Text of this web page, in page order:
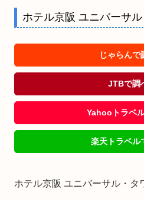
ホテル京阪 ユニバーサ
じゃらんで
JTBで調
Yahooトラベ
楽天トラベル
ホテル京阪 ユニバーサル・タ